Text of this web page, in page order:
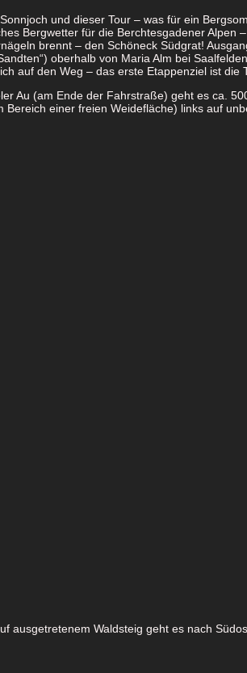
und dieser Tour – was für ein
Bergwetter für die Berchtesgadener Alpen
brennt – den Schöneck Südgrat!
oberhalb von Maria Alm bei
auf den Weg – das erste Etappenziel ist die
Au (am Ende der Fahrstraße) geht es ca.
einer freien Weidefläche) links auf
ausgetretenem Waldsteig geht es nach